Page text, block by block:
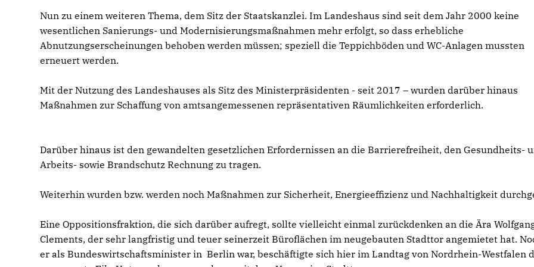
Nun zu einem weiteren Thema, dem Sitz der Staatskanzlei. Im Landeshaus sind seit dem Jahr 2000 keine
wesentlichen Sanierungs- und Modernisierungsmaßnahmen mehr erfolgt, so dass erhebliche
Abnutzungserscheinungen behoben werden müssen; speziell die Teppichböden und WC-Anlagen mussten
erneuert werden.
Mit der Nutzung des Landeshauses als Sitz des Ministerpräsidenten - seit 2017 – wurden darüber hinaus
Maßnahmen zur Schaffung von amtsangemessenen repräsentativen Räumlichkeiten erforderlich.
Darüber hinaus ist den gewandelten gesetzlichen Erfordernissen an die Barrierefreiheit, den Gesundheits-
Arbeits- sowie Brandschutz Rechnung zu tragen.
Weiterhin wurden bzw. werden noch Maßnahmen zur Sicherheit, Energieeffizienz und Nachhaltigkeit
Eine Oppositionsfraktion, die sich darüber aufregt, sollte vielleicht einmal zurückdenken an die Ära
Clements, der sehr langfristig und teuer seinerzeit Büroflächen im neugebauten Stadttor angemietet hat.
er als Bundeswirtschaftsminister in Berlin war, beschäftigte sich hier im Landtag von Nordrhein-Westfalen